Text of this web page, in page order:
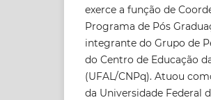
exerce a função de
Programa de Pós
integrante do Grupo de
do Centro de Educação
(UFAL/CNPq). Atuou
da Universidade Federal